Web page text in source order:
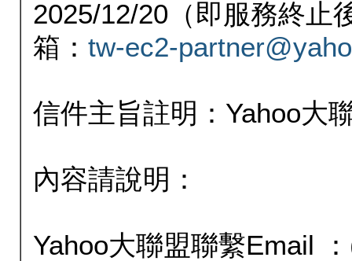
2025/12/20（即服務終止
箱： tw-ec2-
信件主旨註明：Yahoo大
內容請說明：
Yahoo大聯盟聯繫Email